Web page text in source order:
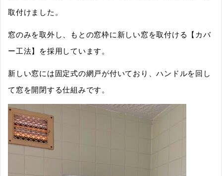
取付けました。
窓のみを取外し、もとの窓枠に新しい窓を取付ける【カバ
ー工法】を採用しています。
新しい窓には固定式の網戸が付いており、ハンドルを回し
て窓を開閉する仕組みです。